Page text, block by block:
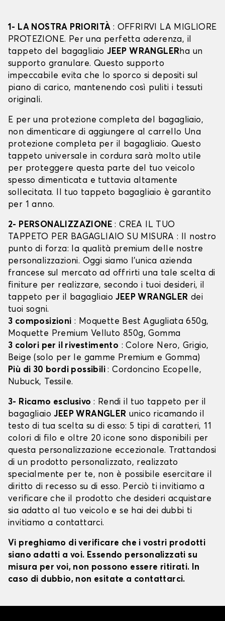
1- LA NOSTRA PRIORITÀ : OFFRIRVI LA MIGLIORE
PROTEZIONE. Per una perfetta aderenza, il
tappeto del bagagliaioJEEP WRANGLERha un
supporto granulare. Questo supporto
impeccabile evita che lo sporco si depositi sul
piano di carico, mantenendo così puliti i tessuti
originali.
E per una protezione completa del bagagliaio,
non dimenticare di aggiungere al carrello Una
protezione completa per il bagagliaio. Questo
tappeto universale in cordura sarà molto utile
per proteggere questa parte del tuo veicolo
spesso dimenticata e tuttavia altamente
sollecitata. Il tuo tappeto bagagliaio è garantito
per 1 anno.
2- PERSONALIZZAZIONE: CREA IL TUO
TAPPETO PER BAGAGLIAIO SU MISURA : Il nostro
punto di forza: la qualità premium delle nostre
personalizzazioni. Oggi siamo l’unica azienda
francese sul mercato ad offrirti una tale scelta di
finiture per realizzare, secondo i tuoi desideri, il
tappeto per il bagagliaioJEEP WRANGLER dei
tuoi sogni.
3 composizioni : Moquette Best Agugliata 650g,
Moquette Premium Velluto 850g, Gomma
3 colori per il rivestimento : Colore Nero, Grigio,
Beige (solo per le gamme Premium e Gomma)
Più di 30 bordi possibili: Cordoncino Ecopelle,
Nubuck, Tessile.
3- Ricamo esclusivo : Rendi il tuo tappeto per il
bagagliaioJEEP WRANGLER unico ricamando il
testo di tua scelta su di esso: 5 tipi di caratteri, 11
colori di filo e oltre 20 icone sono disponibili per
questa personalizzazione eccezionale. Trattandosi
di un prodotto personalizzato, realizzato
specialmente per te, non è possibile esercitare il
diritto di recesso su di esso. Perciò ti invitiamo a
verificare che il prodotto che desideri acquistare
sia adatto al tuo veicolo e se hai dei dubbi ti
invitiamo a contattarci.
Vi preghiamo di verificare che i vostri prodotti
siano adatti a voi. Essendo personalizzati su
misura per voi, non possono essere ritirati. In
caso di dubbio, non esitate a contattarci.